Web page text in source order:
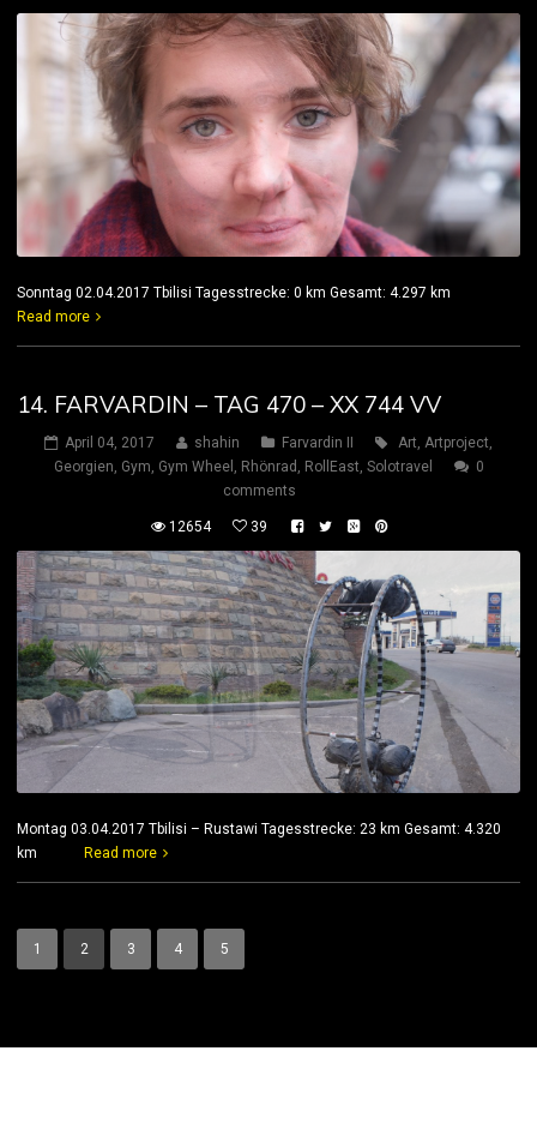
Sonntag 02.04.2017 Tbilisi Tagesstrecke: 0 km Gesamt: 4.297 km
Read more
14. FARVARDIN – TAG 470 – XX 744 VV
April 04, 2017 shahin Farvardin II Art Artproject
Georgien Gym Gym Wheel Rhönrad RollEast Solotravel
0
comments
12654 39
Montag 03.04.2017 Tbilisi – Rustawi Tagesstrecke: 23 km Gesamt: 4.320
km Read more
1 2 3 4 5